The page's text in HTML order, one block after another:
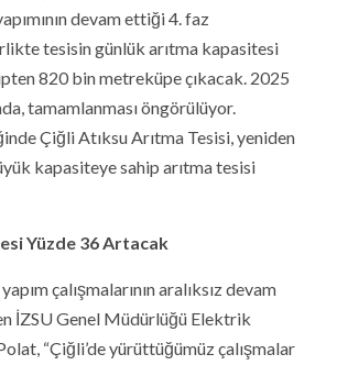
devam ettiği 4. faz
tesisin günlük arıtma kapasitesi
820 bin metreküpe çıkacak. 2025
tamamlanması öngörülüyor.
Çiğli Atıksu Arıtma Tesisi, yeniden
kapasiteye sahip arıtma tesisi
Yüzde 36 Artacak
çalışmalarının aralıksız devam
İZSU Genel Müdürlüğü Elektrik
“Çiğli’de yürüttüğümüz çalışmalar